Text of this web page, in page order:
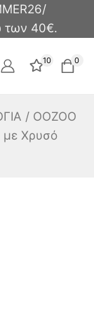
των 40€.
10 0
/ OOZOO
με Χρυσό